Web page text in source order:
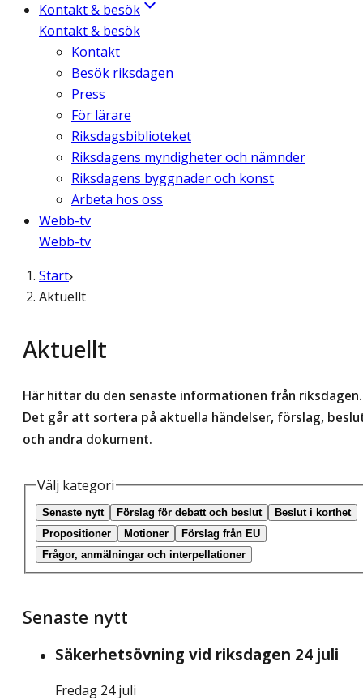
Kontakt & besök
Kontakt & besök
Kontakt
Besök riksdagen
Press
För lärare
Riksdagsbiblioteket
Riksdagens myndigheter och nämnder
Riksdagens byggnader och konst
Arbeta hos oss
Webb-tv
Webb-tv
Start
Aktuellt
Aktuellt
Här hittar du den senaste informationen från riksdagen.
Det går att sortera på aktuella händelser, förslag,
och andra dokument.
Välj kategori
Senaste nytt Förslag för debatt och beslut
Beslut i korthet
Propositioner
Motioner
Förslag från EU
Frågor, anmälningar och interpellationer
Senaste nytt
Säkerhetsövning vid riksdagen 24 juli
Fredag 24 juli